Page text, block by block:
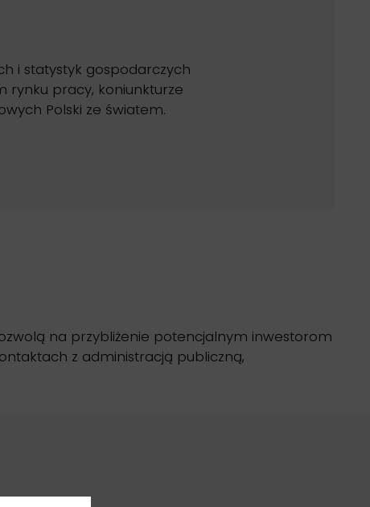
i statystyk gospodarczych
rynku pracy, koniunkturze
Polski ze światem.
na przybliżenie potencjalnym inwestorom
z administracją publiczną,